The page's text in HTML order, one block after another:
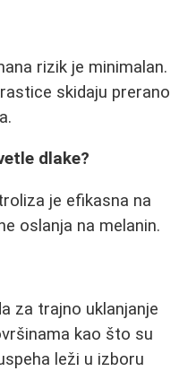
rizik je minimalan.
skidaju prerano
dlake?
je efikasna na
oslanja na melanin.
za trajno uklanjanje
kao što su
leži u izboru